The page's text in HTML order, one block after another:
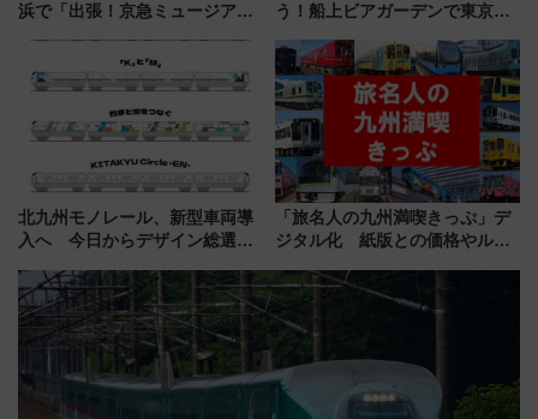
浜で「出張！京急ミュージア
ラリーや子ども制服撮影も
う！船上ビアガーデンで東京湾
杯……工場直送生ビールや島グ
ルメが美味い
北九州モノレール、新型車両導
入へ 今日からデザイン総選挙
「旅名人の九州満喫きっぷ」デ
ジタル化 紙版との価格やルー